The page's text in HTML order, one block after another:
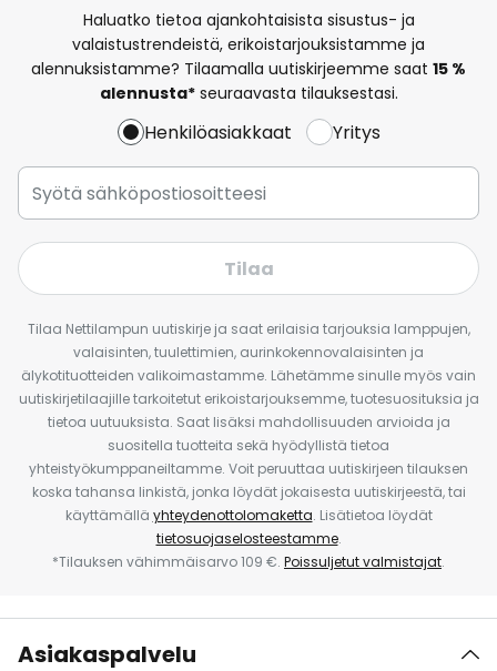
Haluatko tietoa ajankohtaisista sisustus- ja
valaistustrendeistä, erikoistarjouksistamme ja
alennuksistamme? Tilaamalla uutiskirjeemme saat 15 %
alennusta*seuraavasta tilauksestasi.
Henkilöasiakkaat Yritys
Tilaa
Tilaa Nettilampun uutiskirje ja saat erilaisia tarjouksia lamppujen,
valaisinten, tuulettimien, aurinkokennovalaisinten ja
älykotituotteiden valikoimastamme. Lähetämme sinulle myös vain
uutiskirjetilaajille tarkoitetut erikoistarjouksemme, tuotesuosituksia ja
tietoa uutuuksista. Saat lisäksi mahdollisuuden arvioida ja
suositella tuotteita sekä hyödyllistä tietoa
yhteistyökumppaneiltamme. Voit peruuttaa uutiskirjeen tilauksen
koska tahansa linkistä, jonka löydät jokaisesta uutiskirjeestä, tai
käyttämällä yhteydenottolomaketta. Lisätietoa löydät
tietosuojaselosteestamme.
*Tilauksen vähimmäisarvo 109 €. Poissuljetut valmistajat.
Asiakaspalvelu